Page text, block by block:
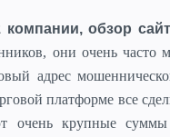
обзор
они очень часто
адрес
платформе все
очень крупные